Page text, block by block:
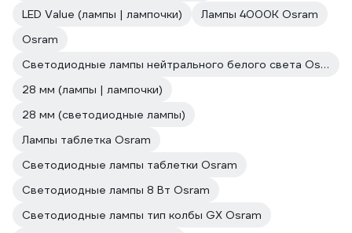
LED Value (лампы | лампочки)
Лампы 4000К Osram
Osram
Светодиодные лампы нейтрального белого света Osram
28 мм (лампы | лампочки)
28 мм (светодиодные лампы)
Лампы таблетка Osram
Светодиодные лампы таблетки Osram
Светодиодные лампы 8 Вт Osram
Светодиодные лампы тип колбы GX Osram